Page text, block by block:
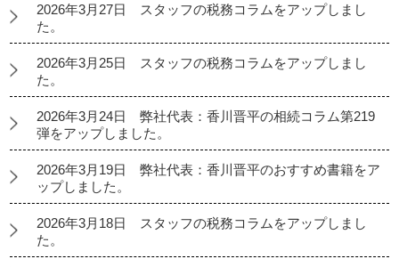
2026年3月27日 スタッフの税務コラムをアップしまし
た。
2026年3月25日 スタッフの税務コラムをアップしまし
た。
2026年3月24日 弊社代表：香川晋平の相続コラム第219
弾をアップしました。
2026年3月19日 弊社代表：香川晋平のおすすめ書籍をア
ップしました。
2026年3月18日 スタッフの税務コラムをアップしまし
た。